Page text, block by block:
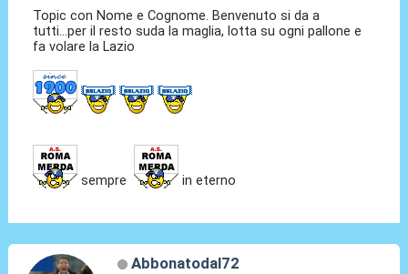
Topic con Nome e Cognome. Benvenuto si da a
tutti...per il resto suda la maglia, lotta su ogni pallone e
fa volare la Lazio
sempre in eterno
Abbonatodal72